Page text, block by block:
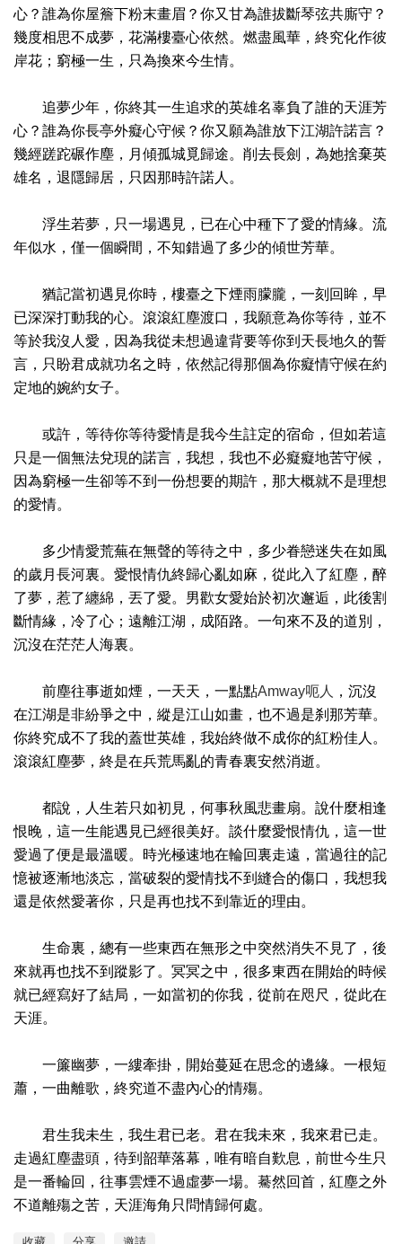
心？誰為你屋簷下粉末畫眉？你又甘為誰拔斷琴弦共廝守？
幾度相思不成夢，花滿樓臺心依然。燃盡風華，終究化作彼
岸花；窮極一生，只為換來今生情。
追夢少年，你終其一生追求的英雄名辜負了誰的天涯芳
心？誰為你長亭外癡心守候？你又願為誰放下江湖許諾言？
幾經蹉跎碾作塵，月傾孤城覓歸途。削去長劍，為她捨棄英
雄名，退隱歸居，只因那時許諾人。
浮生若夢，只一場遇見，已在心中種下了愛的情緣。流
年似水，僅一個瞬間，不知錯過了多少的傾世芳華。
猶記當初遇見你時，樓臺之下煙雨朦朧，一刻回眸，早
已深深打動我的心。滾滾紅塵渡口，我願意為你等待，並不
等於我沒人愛，因為我從未想過違背要等你到天長地久的誓
言，只盼君成就功名之時，依然記得那個為你癡情守候在約
定地的婉約女子。
或許，等待你等待愛情是我今生註定的宿命，但如若這
只是一個無法兌現的諾言，我想，我也不必癡癡地苦守候，
因為窮極一生卻等不到一份想要的期許，那大概就不是理想
的愛情。
多少情愛荒蕪在無聲的等待之中，多少眷戀迷失在如風
的歲月長河裏。愛恨情仇終歸心亂如麻，從此入了紅塵，醉
了夢，惹了纏綿，丟了愛。男歡女愛始於初次邂逅，此後割
斷情緣，冷了心；遠離江湖，成陌路。一句來不及的道別，
沉沒在茫茫人海裏。
前塵往事逝如煙，一天天，一點點Amway呃人
，沉沒
在江湖是非紛爭之中，縱是江山如畫，也不過是刹那芳華。
你終究成不了我的蓋世英雄，我始終做不成你的紅粉佳人。
滾滾紅塵夢，終是在兵荒馬亂的青春裏安然消逝。
都說，人生若只如初見，何事秋風悲畫扇。說什麼相逢
恨晚，這一生能遇見已經很美好。談什麼愛恨情仇，這一世
愛過了便是最溫暖。時光極速地在輪回裏走遠，當過往的記
憶被逐漸地淡忘，當破裂的愛情找不到縫合的傷口，我想我
還是依然愛著你，只是再也找不到靠近的理由。
生命裏，總有一些東西在無形之中突然消失不見了，後
來就再也找不到蹤影了。冥冥之中，很多東西在開始的時候
就已經寫好了結局，一如當初的你我，從前在咫尺，從此在
天涯。
一簾幽夢，一縷牽掛，開始蔓延在思念的邊緣。一根短
蕭，一曲離歌，終究道不盡內心的情殤。
君生我未生，我生君已老。君在我未來，我來君已走。
走過紅塵盡頭，待到韶華落幕，唯有暗自歎息，前世今生只
是一番輪回，往事雲煙不過虛夢一場。驀然回首，紅塵之外
不道離殤之苦，天涯海角只問情歸何處。